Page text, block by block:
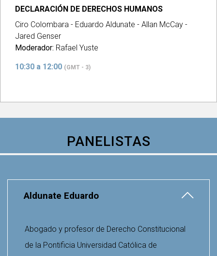
DECLARACIÓN DE DERECHOS HUMANOS
Ciro Colombara - Eduardo Aldunate - Allan McCay -
Jared Genser
Moderador: Rafael Yuste
10:30 a 12:00 (GMT - 3)
PANELISTAS
Aldunate Eduardo
Abogado y profesor de Derecho Constitucional
de la Pontificia Universidad Católica de